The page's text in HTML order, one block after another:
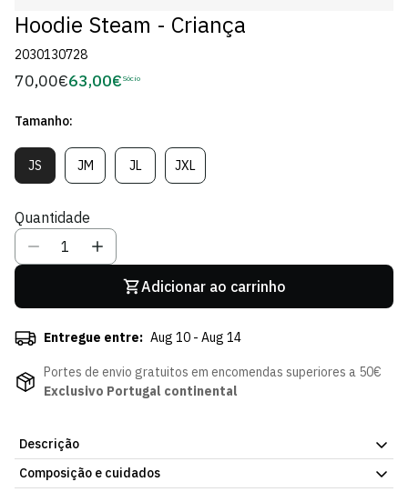
Hoodie Steam - Criança
2030130728
Preço
70,00€Preço
Sócio
63,00€ Sócio
Tamanho:
JSVariante
Esgotada
Indisponível
JMVariante
Esgotada
Indisponível
JLVariante
Esgotada
JXLVariante
Esgotada
Quantidade
Adicionar ao carrinho
Entregue entre: Aug 10 - Aug 14
Portes de envio gratuitos em encomendas superiores a 50€
Exclusivo Portugal continental
Descrição
Hoodie Steam - Criança, peça oficial para os dias mais frios.
Composição e cuidados